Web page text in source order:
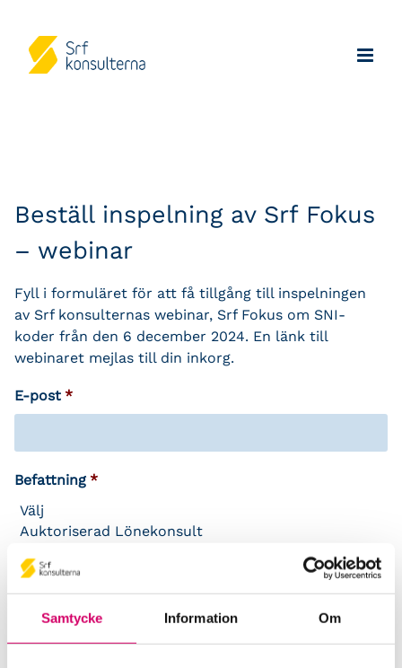
Samtycke Information Om
Beställ inspelning av Srf Fokus
– webinar
Fyll i formuläret för att få tillgång till inspelningen
av Srf konsulternas webinar, Srf Fokus om SNI-
koder från den 6 december 2024. En länk till
webinaret mejlas till din inkorg.
E-post *
Befattning *